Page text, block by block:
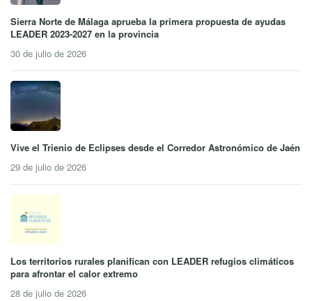
Sierra Norte de Málaga aprueba la primera propuesta de ayudas
LEADER 2023-2027 en la provincia
30 de julio de 2026
Vive el Trienio de Eclipses desde el Corredor Astronómico de Jaén
29 de julio de 2026
Los territorios rurales planifican con LEADER refugios climáticos
para afrontar el calor extremo
28 de julio de 2026